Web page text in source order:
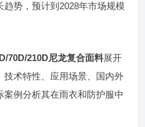
势，预计到2028年市场规模
70D/210D尼龙复合面料展开
术特性、应用场景、国内外
例分析其在雨衣和防护服中